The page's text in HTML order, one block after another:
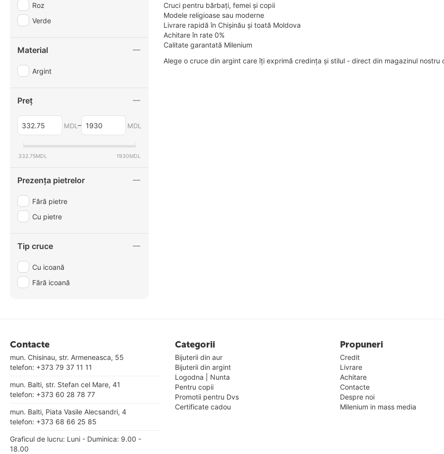
Cruci pentru bărbați, femei și copii
Modele religioase sau moderne
Livrare rapidă în Chișinău și toată Moldova
Achitare în rate 0%
Calitate garantată Milenium
Alege o cruce din argint care îți exprimă credința și stilul - direct din magazinul nostru
Roz
Verde
Material
Argint
Preț
MDL – MDL
332.75MDL 1930MDL
Prezența pietrelor
Fără pietre
Cu pietre
Tip cruce
Cu icoană
Fără icoană
Contacte
mun. Chisinau, str. Armeneasca, 55
telefon: +373 79 37 11 11
mun. Balti, str. Stefan cel Mare, 41
telefon: +373 60 28 78 77
mun. Balti, Piata Vasile Alecsandri, 4
telefon: +373 68 66 25 85
Graficul de lucru: Luni - Duminica: 9.00 -
18.00
Categorii
Bijuterii din aur
Bijuterii din argint
Logodna | Nunta
Pentru copii
Promotii pentru Dvs
Certificate cadou
Propuneri
Credit
Livrare
Achitare
Contacte
Despre noi
Milenium in mass media